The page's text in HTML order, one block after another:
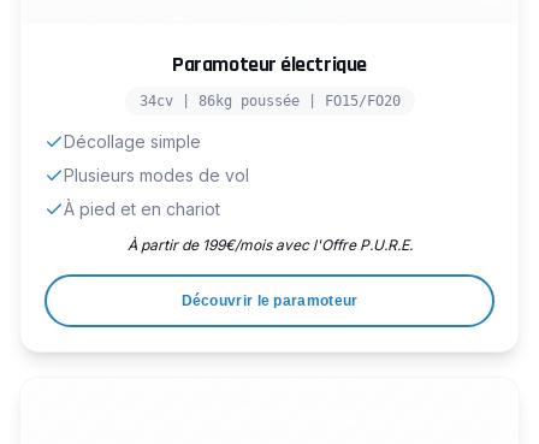
Paramoteur électrique
34cv | 86kg poussée | FO15/FO20
Décollage simple
Plusieurs modes de vol
À pied et en chariot
À partir de 199€/mois avec l'Offre P.U.R.E.
Découvrir le paramoteur